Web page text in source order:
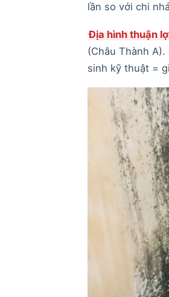
lần so với chi
Địa hình thuận
(Châu Thành
sinh kỹ thuật =